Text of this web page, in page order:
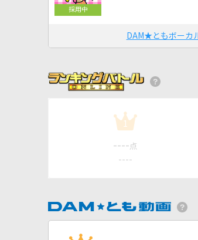
DAM★ともボーカ
1
---- 点
----